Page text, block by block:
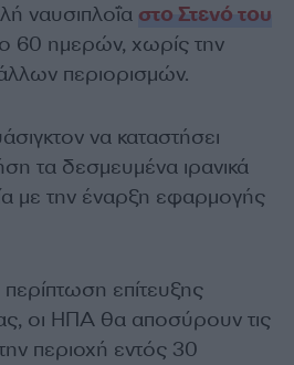
ναυσιπλοΐα στο Στενό του
60 ημερών, χωρίς την
περιορισμών.
να καταστήσει
τα δεσμευμένα ιρανικά
με την έναρξη εφαρμογής
επίτευξης
οι ΗΠΑ θα αποσύρουν τις
περιοχή εντός 30